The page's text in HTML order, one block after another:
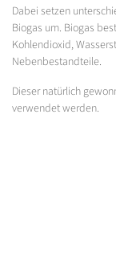
Dabei setzen
Biogas um. Biogas
Kohlendioxid,
Nebenbestandteile.
Dieser natürlich
verwendet werden.